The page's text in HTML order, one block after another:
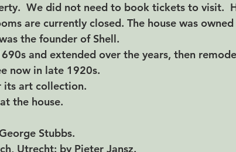
We did not need to book tickets to visit.
are currently closed. The house was
the founder of Shell.
and extended over the years, then
now in late 1920s.
its art collection.
the house.
Stubbs.
Utrecht: by Pieter Jansz.